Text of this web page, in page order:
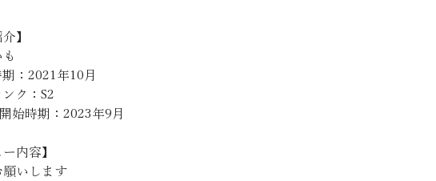
】
：2021年10月
ク：S2
始時期：2023年9月
内容】
願いします